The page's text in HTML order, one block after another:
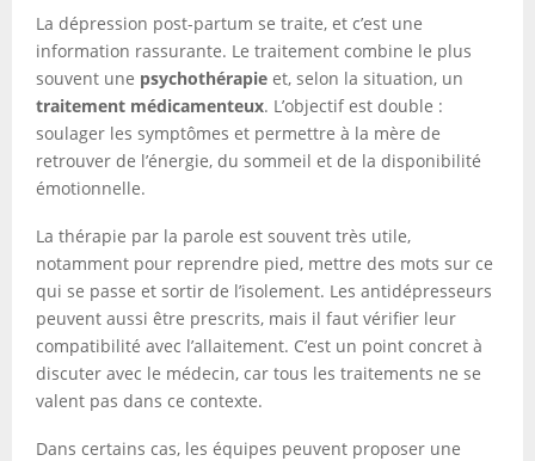
La dépression post-partum se traite, et c’est une
information rassurante. Le traitement combine le plus
souvent une psychothérapie et, selon la situation, un
traitement médicamenteux. L’objectif est double :
soulager les symptômes et permettre à la mère de
retrouver de l’énergie, du sommeil et de la disponibilité
émotionnelle.
La thérapie par la parole est souvent très utile,
notamment pour reprendre pied, mettre des mots sur ce
qui se passe et sortir de l’isolement. Les antidépresseurs
peuvent aussi être prescrits, mais il faut vérifier leur
compatibilité avec l’allaitement. C’est un point concret à
discuter avec le médecin, car tous les traitements ne se
valent pas dans ce contexte.
Dans certains cas, les équipes peuvent proposer une